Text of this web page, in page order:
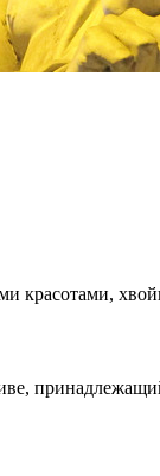
красотами,